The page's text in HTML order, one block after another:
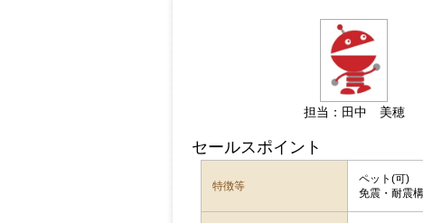
担当：田中 美穂
セールスポイント
特徴等
ペット(可)
免震・耐震